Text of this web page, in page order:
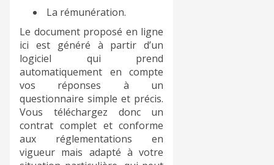
La rémunération.
Le document proposé en ligne
ici est généré à partir d’un
logiciel qui prend
automatiquement en compte
vos réponses à un
questionnaire simple et précis.
Vous téléchargez donc un
contrat complet et conforme
aux réglementations en
vigueur mais adapté à votre